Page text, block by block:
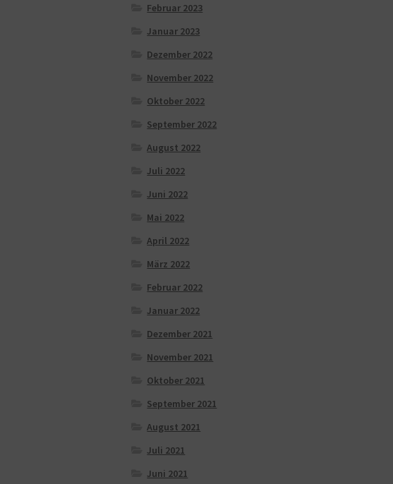
Februar 2023
Januar 2023
Dezember 2022
November 2022
Oktober 2022
September 2022
August 2022
Juli 2022
Juni 2022
Mai 2022
April 2022
März 2022
Februar 2022
Januar 2022
Dezember 2021
November 2021
Oktober 2021
September 2021
August 2021
Juli 2021
Juni 2021